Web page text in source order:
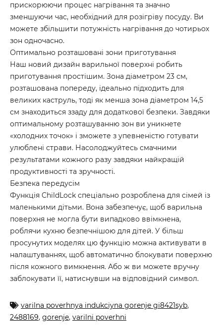
прискорюючи процес нагрівання та значно
зменшуючи час, необхідний для розігріву посуду. Ви
можете збільшити потужність нагрівання до чотирьох
зон одночасно.
Оптимально розташовані зони приготування
Наш новий дизайн варильної поверхні робить
приготування простішим. Зона діаметром 23 см,
розташована попереду, ідеально підходить для
великих каструль, тоді як менша зона діаметром 14,5
см знаходиться ззаду для додаткової безпеки. Завдяки
оптимальному розташуванню зон ви уникнете
«холодних точок» і зможете з упевненістю готувати
улюблені страви. Насолоджуйтесь смачними
результатами кожного разу завдяки найкращій
продуктивності та зручності.
Безпека передусім
Функція ChildLock спеціально розроблена для сімей із
маленькими дітьми. Вона забезпечує, щоб варильна
поверхня не могла бути випадково ввімкнена,
роблячи кухню безпечнішою для дітей. У більш
просунутих моделях цю функцію можна активувати в
налаштуваннях, щоб автоматично блокувати поверхню
після кожного вимкнення. Або ж ви можете вручну
заблокувати її, натиснувши на відповідний символ.
varilna poverhnya indukciyna gorenje gi8421syb,
2488169, gorenje, varilni poverhni